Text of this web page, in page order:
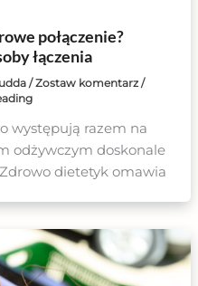
połączenie?
łączenia
/Zostaw komentarz /
występują razem na
odżywczym doskonale
dietetyk omawia